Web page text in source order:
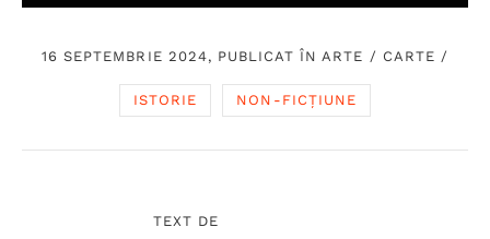
16 SEPTEMBRIE 2024, PUBLICAT ÎN ARTE / CARTE /
ISTORIE NON-FICȚIUNE
TEXT DE